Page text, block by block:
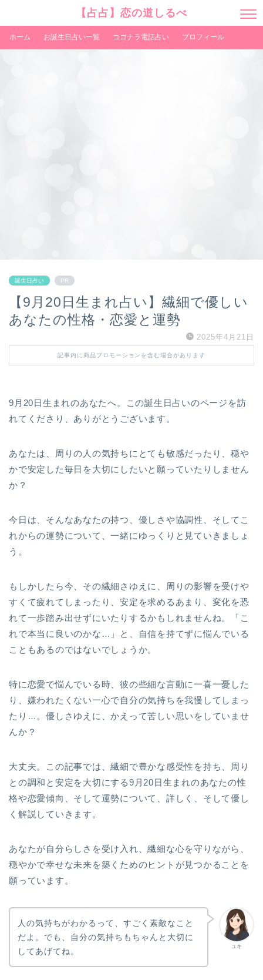
E
U
【占占】恋の道しるべ
ホーム お誕生日占い一覧 ココナラ電話占い プロフィール
誕生日占い PR
【9月20日生まれ占い】繊細で優しい
あなたの性格・恋愛と運勢
2025年4月21日
記事内に商品プロモーションを含む場合があります
9月20日生まれのあなたへ。この誕生日占いのページを訪
れてくださり、ありがとうございます。
あなたは、周りの人の気持ちにとても敏感だったり、穏や
かで安定した毎日を大切にしたいと願っていたりしません
か？
今日は、そんなあなたの持つ、優しさや協調性、そしてこ
れからの運勢について、一緒にゆっくりと見ていきましょ
う。
もしかしたら今、その繊細さゆえに、周りの影響を受けや
すくて疲れてしまったり、安定を求めるあまり、変化を恐
れて一歩踏み出せずにいたりするかもしれませんね。「こ
れで本当に良いのかな…」と、自信を持てずに悩んでいる
こともあるのではないでしょうか。
特に恋愛で悩んでいる時、彼の些細な言動に一喜一憂した
り、嫌われたくない一心で自分の気持ちを我慢してしまっ
たり…。優しさゆえに、かえって苦しい思いをしていませ
んか？
大丈夫。この記事では、繊細で豊かな感受性を持ち、周り
との調和と安定を大切にする9月20日生まれのあなたの性
格や恋愛傾向、そして運勢について、詳しく、そして優し
く解説していきます。
あなたが自分らしさを受け入れ、繊細な心を守りながら、
穏やかで幸せな未来を築くためのヒントが見つかることを
願っています。
ユキ
人の気持ちがわかるって、すごく素敵なこと
だよ。でも、自分の気持ちもちゃんと大切に
してあげてね。